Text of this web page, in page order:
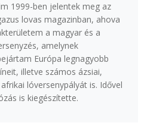
1999-ben jelentek meg az
lovas magazinban, ahova
a magyar és a
amelynek
Európa legnagyobb
illetve számos ázsiai,
lóversenypályát is. Idővel
is kiegészítette.